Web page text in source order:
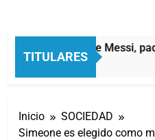
TITULARES
Murió Jorge Messi,
2 Horas Atrás
Inicio
SOCIEDAD
Simeone es elegido como